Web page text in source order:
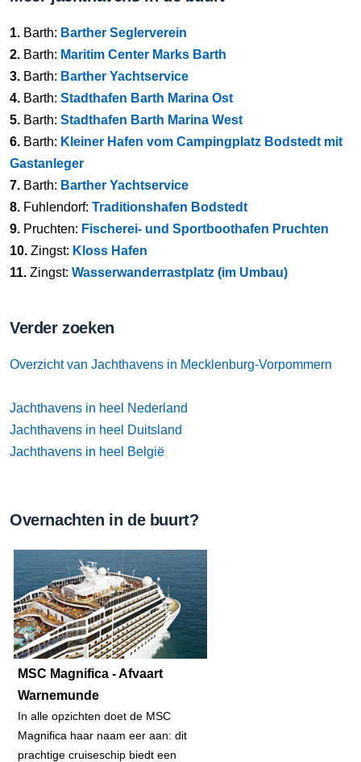
1. Barth: Barther Seglerverein
2. Barth: Maritim Center Marks Barth
3. Barth: Barther Yachtservice
4. Barth: Stadthafen Barth Marina Ost
5. Barth: Stadthafen Barth Marina West
6. Barth: Kleiner Hafen vom Campingplatz Bodstedt mit
Gastanleger
7. Barth: Barther Yachtservice
8. Fuhlendorf: Traditionshafen Bodstedt
9. Pruchten: Fischerei- und Sportboothafen Pruchten
10. Zingst: Kloss Hafen
11. Zingst: Wasserwanderrastplatz (im Umbau)
Verder zoeken
Overzicht van Jachthavens in Mecklenburg-Vorpommern
Jachthavens in heel Nederland
Jachthavens in heel Duitsland
Jachthavens in heel België
Overnachten in de buurt?
MSC Magnifica - Afvaart
Warnemunde
In alle opzichten doet de MSC
Magnifica haar naam eer aan: dit
prachtige cruiseschip biedt een